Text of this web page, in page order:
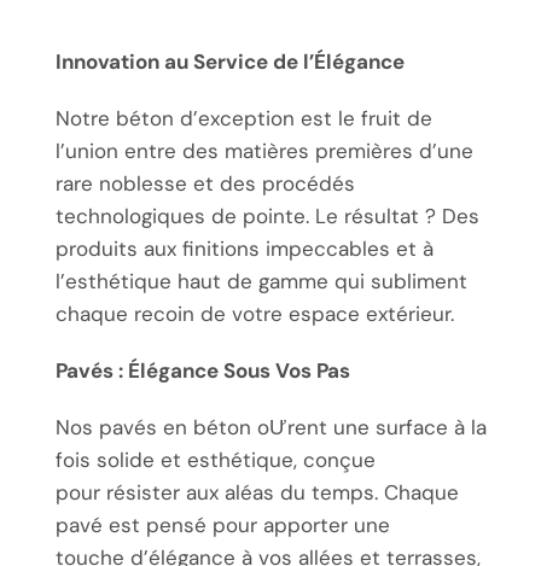
Innovation au Service de l’Élégance
Notre béton d’exception est le fruit de
l’union entre des matières premières d’une
rare noblesse et des procédés
technologiques de pointe. Le résultat ? Des
produits aux finitions impeccables et à
l’esthétique haut de gamme qui subliment
chaque recoin de votre espace extérieur.
Pavés : Élégance Sous Vos Pas
Nos pavés en béton oƯrent une surface à la
fois solide et esthétique, conçue
pour résister aux aléas du temps. Chaque
pavé est pensé pour apporter une
touche d’élégance à vos allées et terrasses,